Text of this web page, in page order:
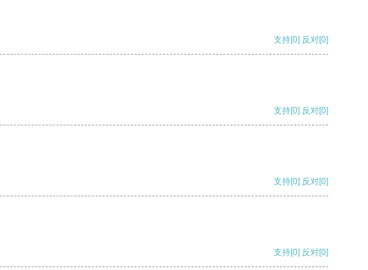
支持[0] 反对[0]
支持[0] 反对[0]
支持[0] 反对[0]
支持[0] 反对[0]